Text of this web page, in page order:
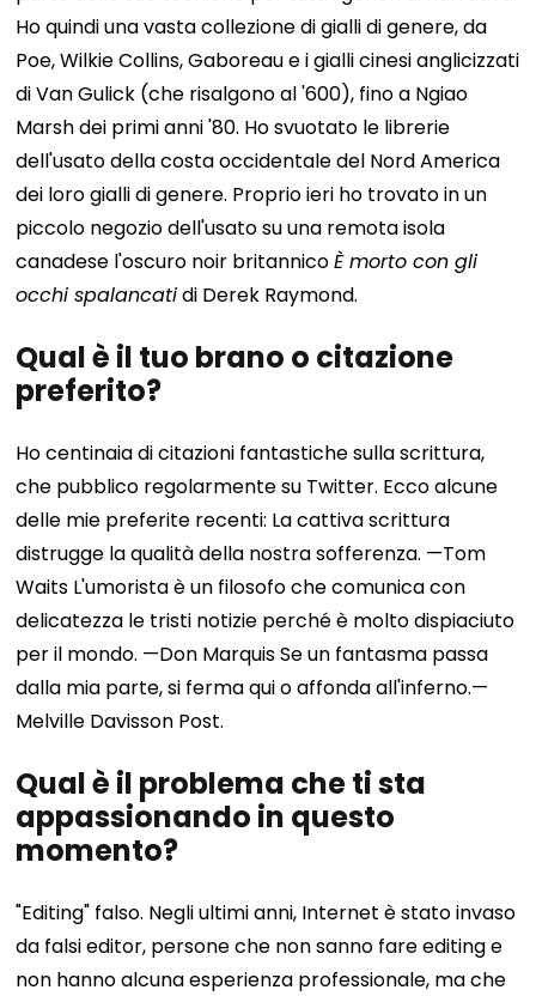
Ho quindi una vasta collezione di gialli di genere, da
Poe, Wilkie Collins, Gaboreau e i gialli cinesi anglicizzati
di Van Gulick (che risalgono al '600), fino a Ngiao
Marsh dei primi anni '80. Ho svuotato le librerie
dell'usato della costa occidentale del Nord America
dei loro gialli di genere. Proprio ieri ho trovato in un
piccolo negozio dell'usato su una remota isola
canadese l'oscuro noir britannicoÈ morto con gli
occhi spalancatidi Derek Raymond.
Qual è il tuo brano o citazione
preferito?
Ho centinaia di citazioni fantastiche sulla scrittura,
che pubblico regolarmente su Twitter. Ecco alcune
delle mie preferite recenti: La cattiva scrittura
distrugge la qualità della nostra sofferenza. —Tom
Waits L'umorista è un filosofo che comunica con
delicatezza le tristi notizie perché è molto dispiaciuto
per il mondo. —Don MarquisSe un fantasma passa
dalla mia parte, si ferma qui o affonda all'inferno.—
Melville Davisson Post.
Qual è il problema che ti sta
appassionando in questo
momento?
"Editing" falso. Negli ultimi anni, Internet è stato invaso
da falsi editor, persone che non sanno fare editing e
non hanno alcuna esperienza professionale, ma che